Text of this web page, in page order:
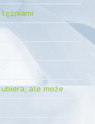
tężniami
ale może